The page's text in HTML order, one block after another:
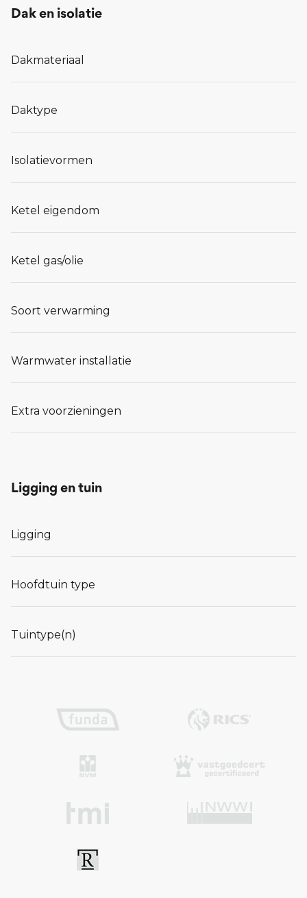
Dak en isolatie
Dakmateriaal
Daktype
Isolatievormen
Ketel eigendom
Ketel gas/olie
Soort verwarming
Warmwater installatie
Extra voorzieningen
Ligging en tuin
Ligging
Hoofdtuin type
Tuintype(n)